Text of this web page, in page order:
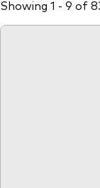
Showing 1 - 9 of